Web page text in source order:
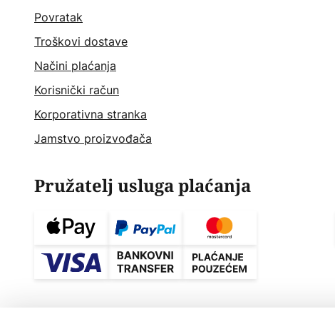
Povratak
Troškovi dostave
Načini plaćanja
Korisnički račun
Korporativna stranka
Jamstvo proizvođača
Pružatelj usluga plaćanja